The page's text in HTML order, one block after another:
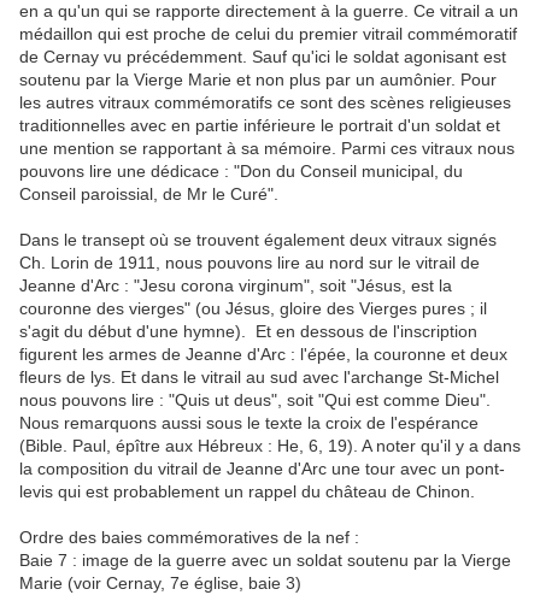
en a qu'un qui se rapporte directement à la guerre. Ce vitrail a un
médaillon qui est proche de celui du premier vitrail commémoratif
de Cernay vu précédemment. Sauf qu'ici le soldat agonisant est
soutenu par la Vierge Marie et non plus par un aumônier. Pour
les autres vitraux commémoratifs ce sont des scènes religieuses
traditionnelles avec en partie inférieure le portrait d'un soldat et
une mention se rapportant à sa mémoire. Parmi ces vitraux nous
pouvons lire une dédicace : "Don du Conseil municipal, du
Conseil paroissial, de Mr le Curé".
Dans le transept où se trouvent également deux vitraux signés
Ch. Lorin de 1911, nous pouvons lire au nord sur le vitrail de
Jeanne d'Arc : "Jesu corona virginum", soit "Jésus, est la
couronne des vierges" (ou Jésus, gloire des Vierges pures ; il
s'agit du début d'une hymne). Et en dessous de l'inscription
figurent les armes de Jeanne d'Arc : l'épée, la couronne et deux
fleurs de lys. Et dans le vitrail au sud avec l'archange St-Michel
nous pouvons lire : "Quis ut deus", soit "Qui est comme Dieu".
Nous remarquons aussi sous le texte la croix de l'espérance
(Bible. Paul, épître aux Hébreux : He, 6, 19). A noter qu'il y a dans
la composition du vitrail de Jeanne d'Arc une tour avec un pont-
levis qui est probablement un rappel du château de Chinon.
Ordre des baies commémoratives de la nef :
Baie 7 : image de la guerre avec un soldat soutenu par la Vierge
Marie (voir Cernay, 7e église, baie 3)